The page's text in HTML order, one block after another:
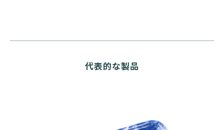
代表的な製品